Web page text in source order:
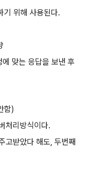
기 위해 사용된다.
맞는 응답을 보낸 후
함)
처리방식이다.
고받았다 해도, 두번째